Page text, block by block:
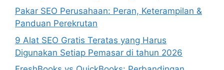
Pakar SEO Perusahaan: Peran, Keterampilan &
Panduan Perekrutan
9 Alat SEO Gratis Teratas yang Harus
Digunakan Setiap Pemasar di tahun 2026